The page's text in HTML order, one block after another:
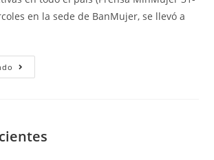
en la sede de BanMujer, se llevó a